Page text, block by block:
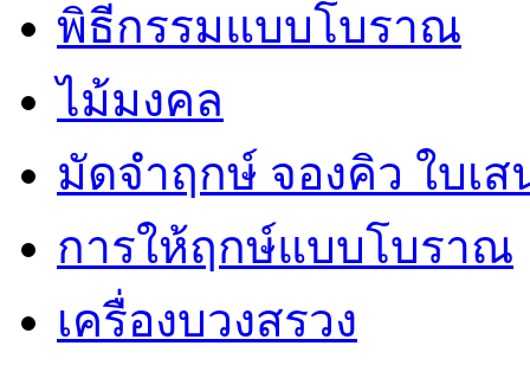
พิธีกรรมแบบโบราณ
ไม้มงคล
มัดจำฤกษ์ จองคิว ใบเ
การให้ฤกษ์แบบโบราณ
เครื่องบวงสรวง